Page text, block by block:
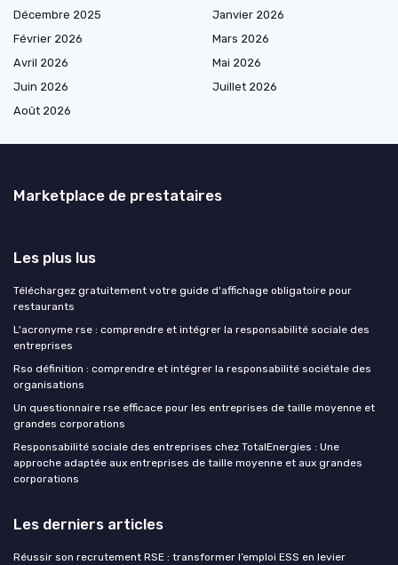
Décembre 2025
Janvier 2026
Février 2026
Mars 2026
Avril 2026
Mai 2026
Juin 2026
Juillet 2026
Août 2026
Marketplace de prestataires
Les plus lus
Téléchargez gratuitement votre guide d'affichage obligatoire pour
restaurants
L'acronyme rse : comprendre et intégrer la responsabilité sociale des
entreprises
Rso définition : comprendre et intégrer la responsabilité sociétale des
organisations
Un questionnaire rse efficace pour les entreprises de taille moyenne et
grandes corporations
Responsabilité sociale des entreprises chez TotalEnergies : Une
approche adaptée aux entreprises de taille moyenne et aux grandes
corporations
Les derniers articles
Réussir son recrutement RSE : transformer l’emploi ESS en levier